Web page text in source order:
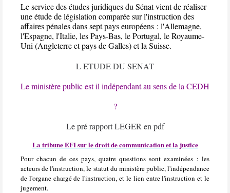
Le service des études juridiques du Sénat vient de réaliser
une étude de législation comparée sur l'instruction des
affaires pénales dans sept pays européens : l'Allemagne,
l'Espagne, l'Italie, les Pays-Bas, le Portugal, le Royaume-
Uni (Angleterre et pays de Galles) et la Suisse.
L ETUDE DU SENAT
Le ministère public est il indépendant au sens de la CEDH
?
Le pré rapport LEGER en pdf
La tribune EFI sur le droit de communication et la justice
Pour chacun de ces pays, quatre questions sont examinées : les
acteurs de l'instruction, le statut du ministère public, l'indépendance
de l'organe chargé de l'instruction, et le lien entre l'instruction et le
jugement.